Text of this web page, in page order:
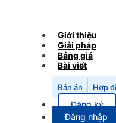
Giới thiệu
Giải pháp
Bảng giá
Bài viết
Bản án Hợp
Đăng ký
Đăng nhập